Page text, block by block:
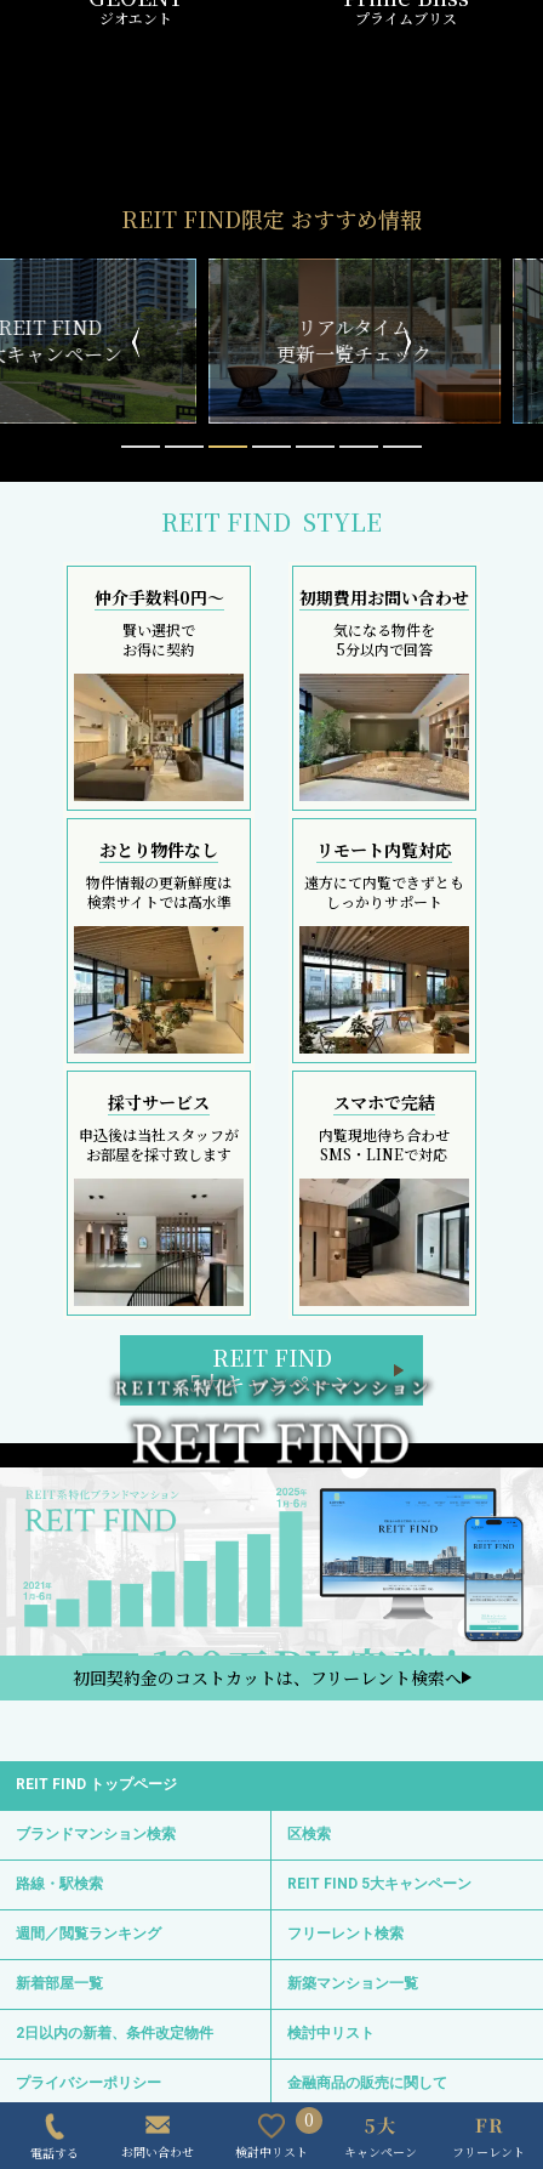
更新一覧チェック
仲介手数料0円～
賢い選択で
お得に契約
初期費用お問い合わせ
気になる物件を
5分以内で回答
おとり物件なし
検索サイトでは高水準
リモート内覧対応
しっかりサポート
採寸サービス
申込後は当社スタッフが
お部屋を採寸致します
スマホで完結
内覧現地待ち合わせ
SMS・LINEで対応
REIT FIND
5大キャンペーン
初回契約金のコストカットは、フリーレント検索へ
REIT FIND トップページ
ブランドマンション検索 区検索
REIT FIND 5大キャンペーン
週間／閲覧ランキング フリーレント検索
新築マンション一覧
REIT FINDからのお知らせ
お問い合わせ サイト運営会社
電話受付 24時間 年中無休
〒103-0012 東京都中央区日本橋堀留町1-8-11
日比谷線・浅草線「人形町駅」徒歩3分
日比谷線「小伝馬町駅」徒歩6分
Copyright © REIT FIND All Right Reserved.
電話する お問い合わせ
0
検討中リスト キャンペーン フリーレント